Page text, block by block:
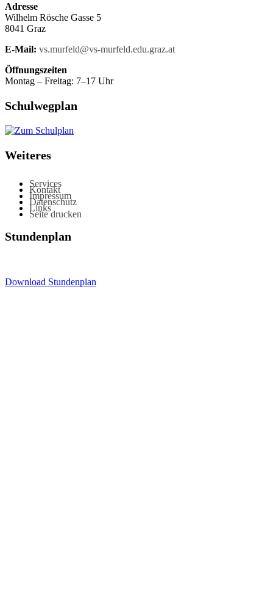
Adresse
Wilhelm Rösche Gasse 5
8041 Graz
E-Mail: vs.murfeld@vs-murfeld.edu.graz.at
Öffnungszeiten
Montag – Freitag: 7–17 Uhr
Schulwegplan
Weiteres
Services
Kontakt
Impressum
Datenschutz
Links
Seite drucken
Stundenplan
Download Stundenplan